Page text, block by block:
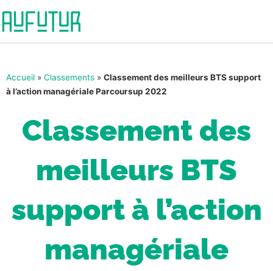
Accueil » Classements » Classement des meilleurs BTS support
à l’action managériale Parcoursup 2022
Classement des
meilleurs BTS
support à l’action
managériale